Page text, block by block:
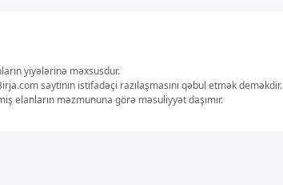
yiyələrinə məxsusdur.
saytının istifadəçi razılaşmasını qəbul etmək deməkdir.
elanların məzmununa görə məsuliyyət daşımır.